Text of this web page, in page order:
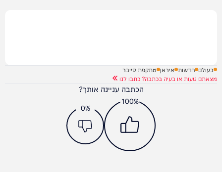
בעולם חדשות איראן מתקפת סייבר
מצאתם טעות או בעיה בכתבה? כתבו לנו
הכתבה עניינה אותך?
100%
0%